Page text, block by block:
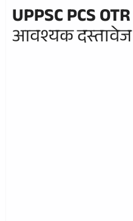
UPPSC PCS OTR
आवश्यक दस्तावेज